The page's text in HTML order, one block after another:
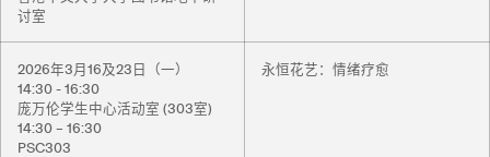
讨室
2026年3月16及23日（一）
14:30 - 16:30
庞万伦学生中心活动室 (303室)
14:30 – 16:30
PSC303
永恒花艺：情绪疗愈